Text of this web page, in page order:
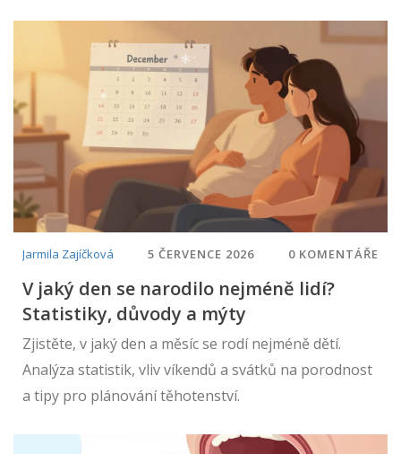
Jarmila Zajíčková 5 ČERVENCE 2026 0 KOMENTÁŘE
V jaký den se narodilo nejméně lidí?
Statistiky, důvody a mýty
Zjistěte, v jaký den a měsíc se rodí nejméně dětí.
Analýza statistik, vliv víkendů a svátků na porodnost
a tipy pro plánování těhotenství.